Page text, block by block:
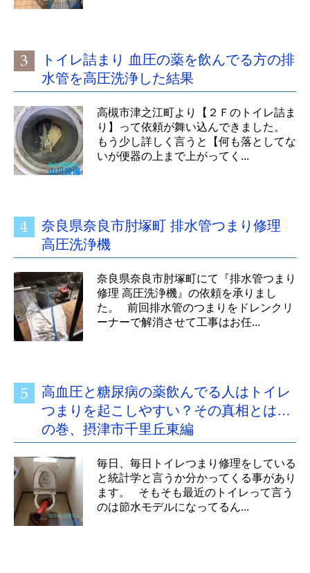
トイレ詰まり 血圧の薬を飲んでる方の排
水管を高圧洗浄した結果
高槻市津之江町より【２Ｆのトイレ詰ま
り】って依頼が舞い込んできました。
もう少し詳しく言うと【何も落としてな
いが便器の上まで上がってく...
奈良県奈良市肘塚町 排水管つまり修理
高圧洗浄機
奈良県奈良市肘塚町にて『排水管つまり
修理 高圧洗浄機』の依頼を承りまし
た。 前回排水管のつまりをドレンクリ
ーナーで解消させて工事はお任...
高血圧と糖尿病の薬飲んでる人はトイレ
つまりを起こしやすい？その真相とは…
の巻、摂津市千里丘東編
毎日、毎日トイレつまり修理をしている
と統計学と言うか分かってくる事があり
ます。 そもそも最近のトイレって言う
のは節水モデルになってるん...